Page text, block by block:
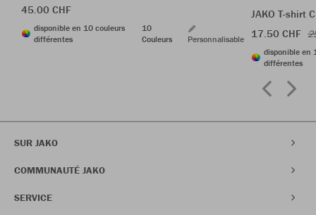
45.00 CHF
disponible en 10 couleurs
différentes
10
Couleurs
Personnalisable
JAKO T-shirt
17.50 CHF
disponible en
différentes
SUR JAKO
COMMUNAUTÉ JAKO
SERVICE